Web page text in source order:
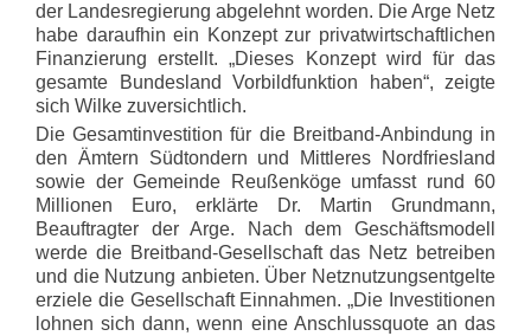
der Landesregierung abgelehnt worden. Die Arge Netz
habe daraufhin ein Konzept zur privatwirtschaftlichen
Finanzierung erstellt. „Dieses Konzept wird für das
gesamte Bundesland Vorbildfunktion haben“, zeigte
sich Wilke zuversichtlich.
Die Gesamtinvestition für die Breitband-Anbindung in
den Ämtern Südtondern und Mittleres Nordfriesland
sowie der Gemeinde Reußenköge umfasst rund 60
Millionen Euro, erklärte Dr. Martin Grundmann,
Beauftragter der Arge. Nach dem Geschäftsmodell
werde die Breitband-Gesellschaft das Netz betreiben
und die Nutzung anbieten. Über Netznutzungsentgelte
erziele die Gesellschaft Einnahmen. „Die Investitionen
lohnen sich dann, wenn eine Anschlussquote an das